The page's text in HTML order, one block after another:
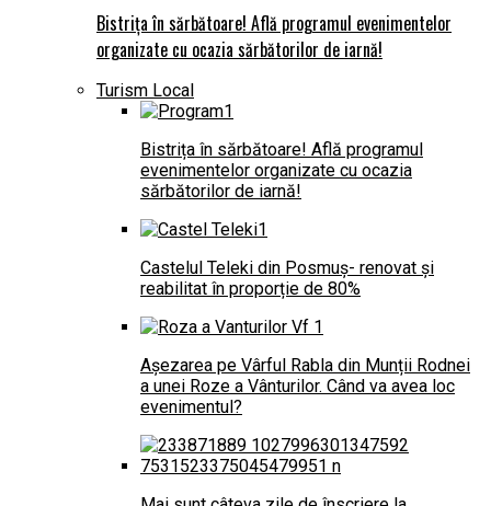
Bistrița în sărbătoare! Află programul evenimentelor
organizate cu ocazia sărbătorilor de iarnă!
Turism Local
Bistrița în sărbătoare! Află programul
evenimentelor organizate cu ocazia
sărbătorilor de iarnă!
Castelul Teleki din Posmuș- renovat și
reabilitat în proporție de 80%
Așezarea pe Vârful Rabla din Munții Rodnei
a unei Roze a Vânturilor. Când va avea loc
evenimentul?